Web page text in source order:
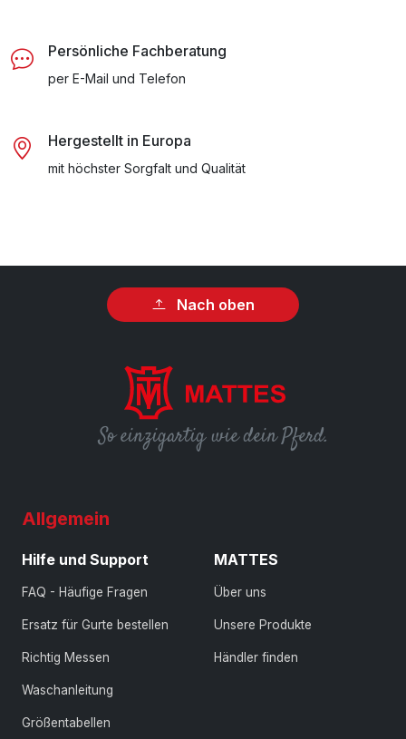
Persönliche Fachberatung
per E-Mail und Telefon
Hergestellt in Europa
mit höchster Sorgfalt und Qualität
Nach oben
So einzigartig wie dein Pferd.
Allgemein
Hilfe und Support
FAQ - Häufige Fragen
Ersatz für Gurte bestellen
Richtig Messen
Waschanleitung
Größentabellen
MATTES
Über uns
Unsere Produkte
Händler finden